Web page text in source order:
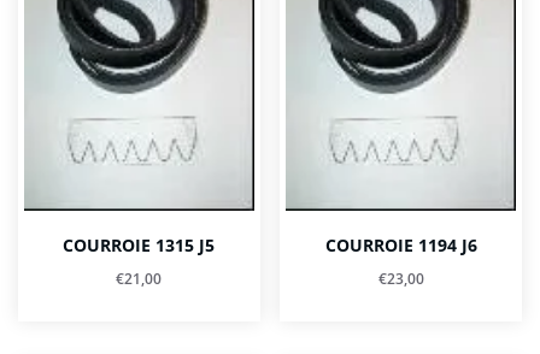
COURROIE 1315 J5
€21,00
COURROIE 1194 J6
€23,00